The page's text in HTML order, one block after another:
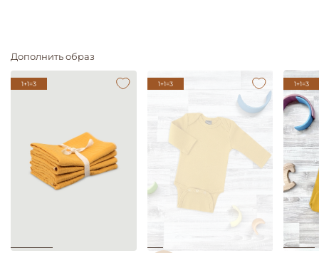
Дополнить образ
1+1=3
Нет в наличии
1+1=3 1+1=3